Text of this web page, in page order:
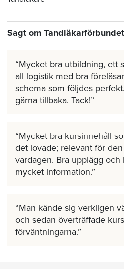
Sagt om
Mycket bra utbildning, ett
all logistik med bra
schema som följdes
gärna tillbaka. Tack!
Mycket bra kursinnehåll
det lovade; relevant för
vardagen. Bra upplägg och
mycket information.
Man kände sig verkligen
och sedan överträffade
förväntningarna.